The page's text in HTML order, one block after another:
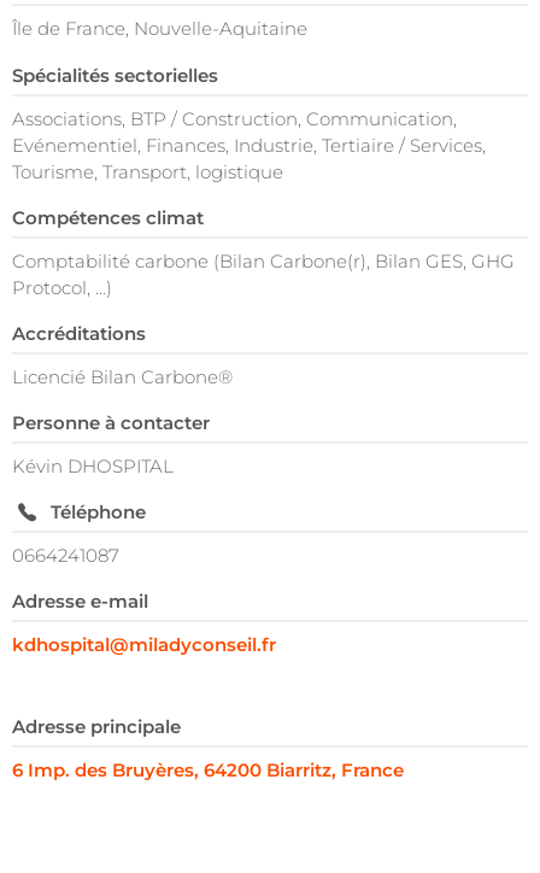
Île de France, Nouvelle-Aquitaine
Spécialités sectorielles
Associations, BTP / Construction, Communication,
Evénementiel, Finances, Industrie, Tertiaire / Services,
Tourisme, Transport, logistique
Compétences climat
Comptabilité carbone (Bilan Carbone(r), Bilan GES, GHG
Protocol, …)
Accréditations
Licencié Bilan Carbone®
Personne à contacter
Kévin DHOSPITAL
Téléphone
0664241087
Adresse e-mail
kdhospital@miladyconseil.fr
Adresse principale
6 Imp. des Bruyères, 64200 Biarritz, France